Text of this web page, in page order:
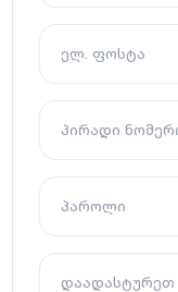
ელ. ფოსტა
პირადი
პაროლი